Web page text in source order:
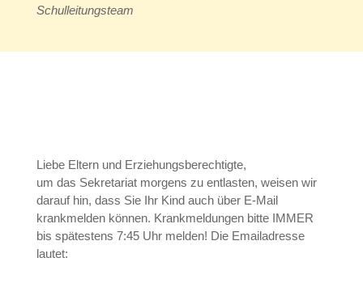
Schulleitungsteam
Liebe Eltern und Erziehungsberechtigte,
um das Sekretariat morgens zu entlasten, weisen wir
darauf hin, dass Sie Ihr Kind auch über E-Mail
krankmelden können. Krankmeldungen bitte IMMER
bis spätestens 7:45 Uhr melden! Die Emailadresse
lautet: